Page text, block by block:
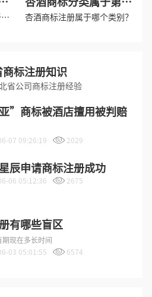
类-酒业商标注册属于哪
杏酒商标注册属于哪个类别？
标注册知识
省公司商标注册经验
”商标被酒店擅用被判赔
07 09:26:19 2029
辰申请商标注册成功
06 05:12:36 2675
有哪些盲区
期现在多长时间
03 05:01:55
6574